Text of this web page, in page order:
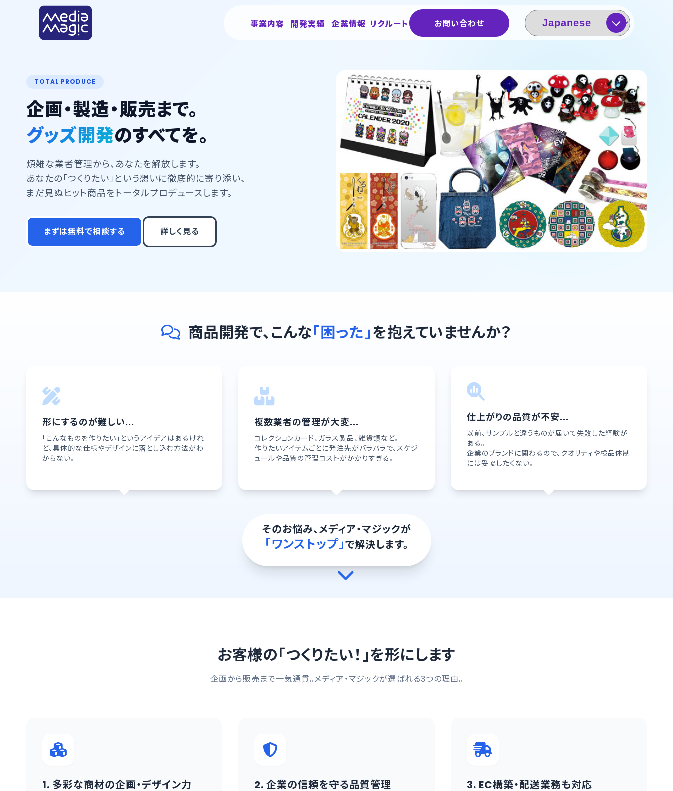
事業内容 開発実績 企業情報 リクルート お問い合わせ
TOTAL PRODUCE
企画・製造・販売まで。
グッズ開発のすべてを。
煩雑な業者管理から、あなたを解放します。
あなたの「つくりたい」という想いに徹底的に寄り添い、
まだ見ぬヒット商品をトータルプロデュースします。
まずは無料で相談する 詳しく見る
商品開発で、こんな「困った」を抱えていませんか？
形にするのが難しい...
「こんなものを作りたい」というアイデアはあるけれ
ど、具体的な仕様やデザインに落とし込む方法がわ
からない。
複数業者の管理が大変...
コレクションカード、ガラス製品、雑貨類など。
作りたいアイテムごとに発注先がバラバラで、スケジ
ュールや品質の管理コストがかかりすぎる。
仕上がりの品質が不安...
以前、サンプルと違うものが届いて失敗した経験が
ある。
企業のブランドに関わるので、クオリティや検品体制
には妥協したくない。
そのお悩み、メディア・マジックが
「ワンストップ」で解決します。
お客様の「つくりたい！」を形にします
企画から販売まで一気通貫。メディア・マジックが選ばれる3つの理由。
1. 多彩な商材の企画・デザイン力 2. 企業の信頼を守る品質管理 3. EC構築・配送業務も対応